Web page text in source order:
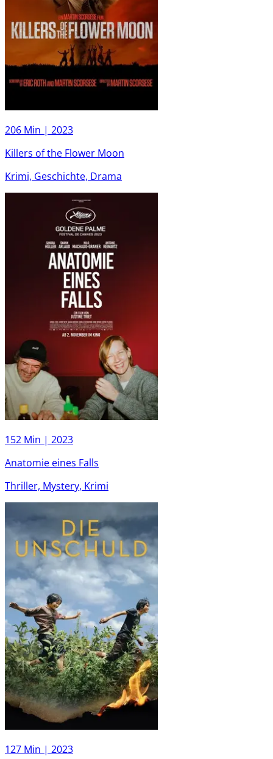
206 Min | 2023
Killers of the Flower Moon
Krimi, Geschichte, Drama
152 Min | 2023
Anatomie eines Falls
Thriller, Mystery, Krimi
127 Min | 2023